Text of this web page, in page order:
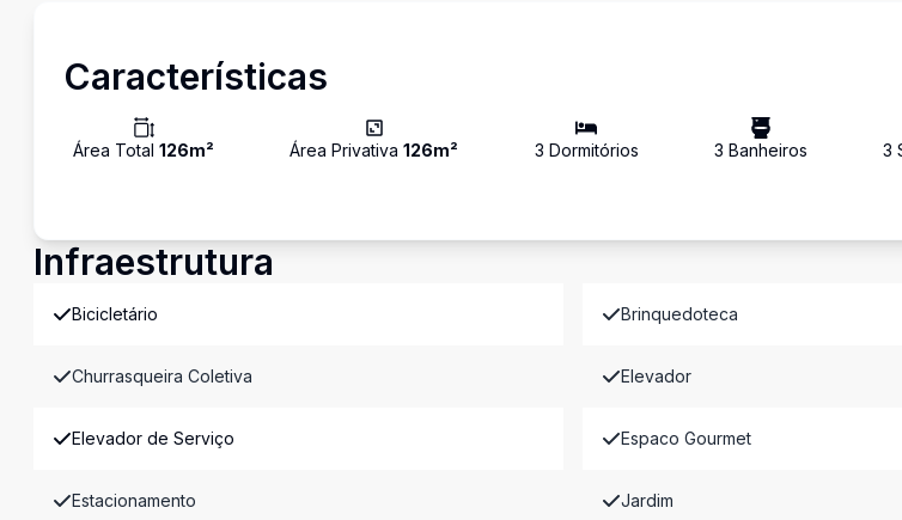
Características
Área Total 126m² Área Privativa126m² 3 Dormitórios 3 Banheiros 3
Infraestrutura
Bicicletário Brinquedoteca
Churrasqueira Coletiva Elevador
Elevador de Serviço Espaco Gourmet
Estacionamento Jardim